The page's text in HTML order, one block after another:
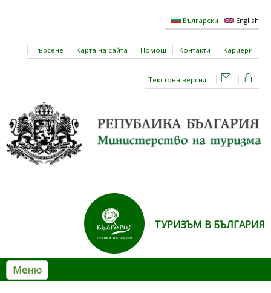
Български English
Търсене Карта на сайта Помощ Контакти Кариери
Текстова версия
ТУРИЗЪМ В БЪЛГАРИЯ
Меню